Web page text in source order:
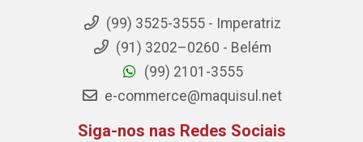
(99) 3525-3555 - Imperatriz
(91) 3202–0260 - Belém
(99) 2101-3555
e-commerce@maquisul.net
Siga-nos nas Redes Sociais